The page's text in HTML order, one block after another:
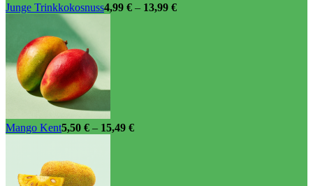
Junge Trinkkokosnuss4,99 € – 13,99 €
Mango Kent5,50 € – 15,49 €